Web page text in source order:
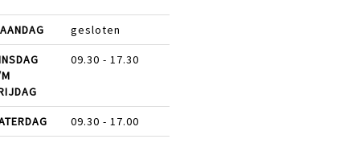
gesloten
09.30 - 17.30
09.30 - 17.00